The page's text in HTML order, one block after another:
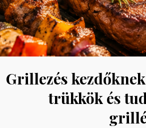
Grillezés
trükkök és